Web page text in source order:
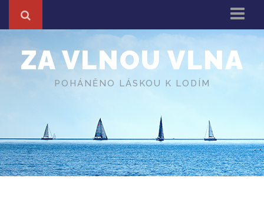
Z cest
About
ZA VLNOU VLNA
POHÁNĚNO LÁSKOU K LODÍM